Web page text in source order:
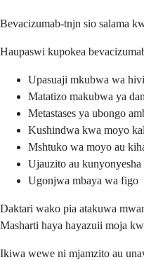
Bevacizumab-tnjn sio salama
Haupaswi kupokea
Upasuaji mkubwa wa
Matatizo makubwa ya
Metastases ya ubongo
Kushindwa kwa moyo
Mshtuko wa moyo au
Ujauzito au kunyonyesha
Ugonjwa mbaya wa figo
Daktari wako pia atakuwa
Masharti haya hayazuii moja
Ikiwa wewe ni mjamzito au